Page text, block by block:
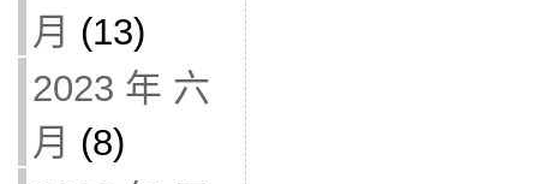
月 (13)
2023 年 六
月 (8)